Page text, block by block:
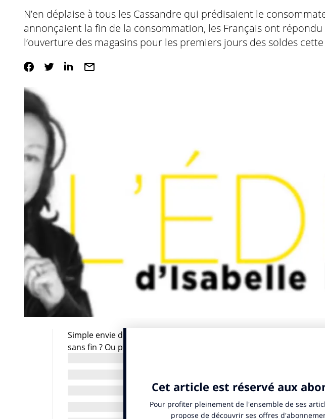
N’en déplaise à tous les Cassandre qui prédisaient le
annonçaient la fin de la consommation, les Français ont
l’ouverture des magasins pour les premiers jours des soldes
Simple envie de compenser ces sinistres semaines de fermeture
sans fin ? Ou plus largement envie de céder à son désir ? Un désir
Dans ce numéro, nous affichons haut et fort notre croyance que la
Diable. Et que, plus qu’une accumulation « d’avoir », elle nous
temps difficiles, elle est notre dernière carte de liberté, liberté